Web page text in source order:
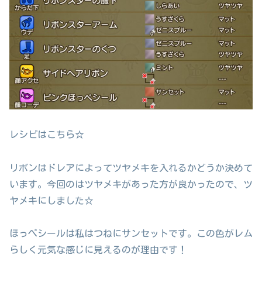
レシピはこちら☆
リボンはドレアによってツヤメキを入れるかどうか決めて
います。今回のはツヤメキがあった方が良かったので、ツ
ヤメキにしました☆
ほっぺシールは私はつねにサンセットです。この色がレム
らしく元気な感じに見えるのが理由です！